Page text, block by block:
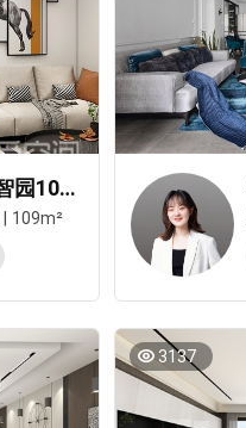
南城都汇汇智园109㎡三居室轻奢风装修案例
109m²
3137
测试我家风格
预估装修报价